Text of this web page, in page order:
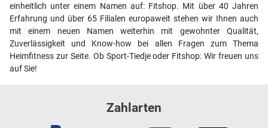
einheitlich unter einem Namen auf: Fitshop. Mit über 40 Jahren
Erfahrung und über 65 Filialen europaweit stehen wir Ihnen auch
mit einem neuen Namen weiterhin mit gewohnter Qualität,
Zuverlässigkeit und Know-how bei allen Fragen zum Thema
Heimfitness zur Seite. Ob Sport-Tiedje oder Fitshop: Wir freuen uns
auf Sie!
Zahlarten